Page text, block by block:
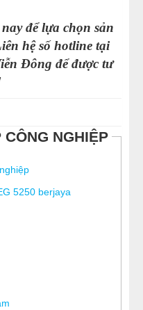
để lựa chọn sản
hệ số hotline tại
Đông để được tư
NGHIỆP
5250 berjaya